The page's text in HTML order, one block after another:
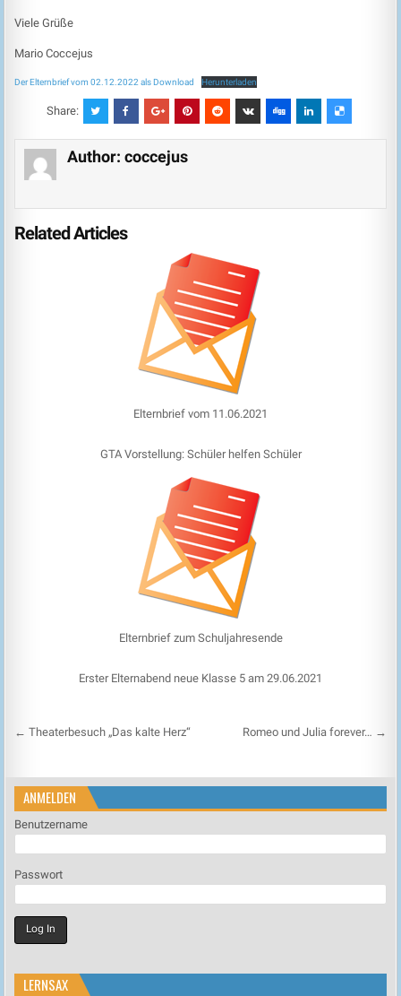
Viele Grüße
Mario Coccejus
Der Elternbrief vom 02.12.2022 als Download Herunterladen
Share:
Author: coccejus
Related Articles
Elternbrief vom 11.06.2021
GTA Vorstellung: Schüler helfen Schüler
Elternbrief zum Schuljahresende
Erster Elternabend neue Klasse 5 am 29.06.2021
Beitragsnavigation
← Theaterbesuch „Das kalte Herz“ Romeo und Julia forever… →
ANMELDEN
Benutzername
Passwort
LERNSAX